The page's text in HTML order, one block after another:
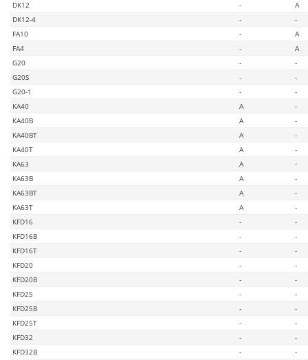
DK12 -
A
DK12-4
-
-
FA10
-
A
FA4
-
A
G20
-
-
G20S
-
-
G20-1
-
-
KA40
A
-
KA40B
A
-
KA40BT
A
-
KA40T
A
-
KA63
A
-
KA63B
A
-
KA63BT
A
-
KA63T
A
-
KFD16
-
-
KFD16B
-
-
KFD16T
-
-
KFD20
-
-
KFD20B
-
-
KFD25
-
-
KFD25B
-
-
KFD25T
-
-
KFD32
-
-
KFD32B
-
-